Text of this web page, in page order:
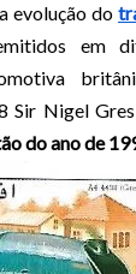
evolução do
em
Sir Nigel
do ano de